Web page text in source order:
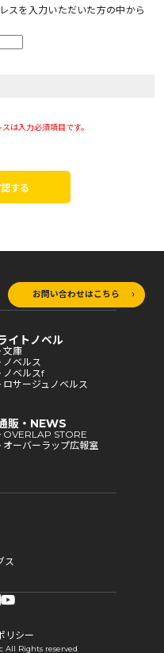
スを入力いただいた方の中から
は入力必須項目です。
する
お問い合わせはこちら
イトノベル
文庫
ノベルス
ノベルスf
ロサージュノベルス
販・NEWS
OVERLAP STORE
オーバーラップ広報室
ス
リシー
All Rights reserved